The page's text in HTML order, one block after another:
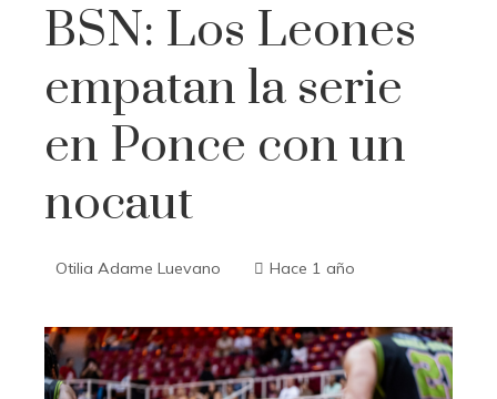
BSN: Los Leones
empatan la serie
en Ponce con un
nocaut
Otilia Adame Luevano Hace 1 año